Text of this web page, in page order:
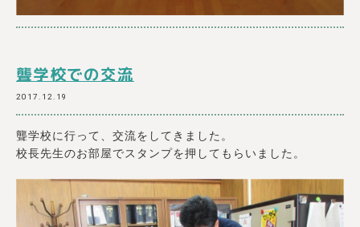
聾学校での交流
2017.12.19
聾学校に行って、交流をしてきました。
校長先生のお部屋でスタンプを押してもらいました。